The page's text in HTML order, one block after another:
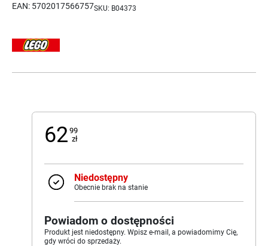
EAN: 5702017566757SKU: B04373
62 99
zł
Niedostępny
Obecnie brak na stanie
Powiadom o dostępności
Produkt jest niedostępny. Wpisz e-mail, a powiadomimy Cię,
gdy wróci do sprzedaży.